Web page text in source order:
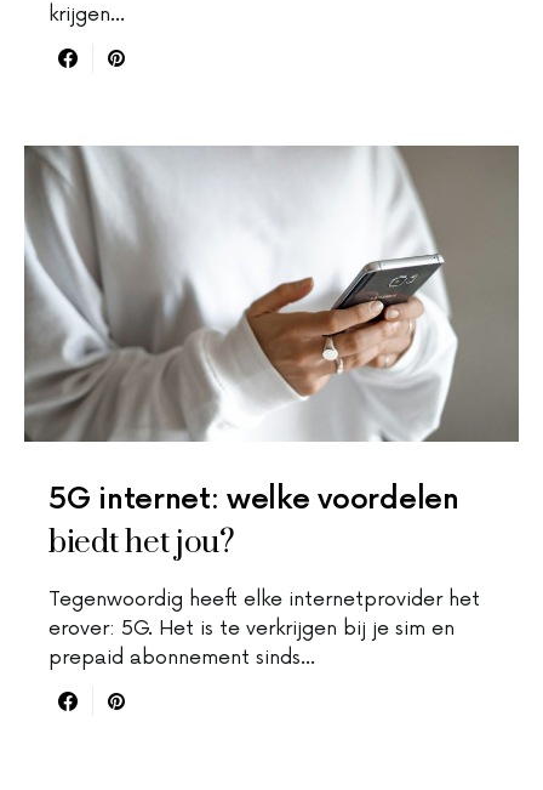
krijgen…
5G internet: welke voordelen
biedt het jou?
Tegenwoordig heeft elke internetprovider het
erover: 5G. Het is te verkrijgen bij je sim en
prepaid abonnement sinds…